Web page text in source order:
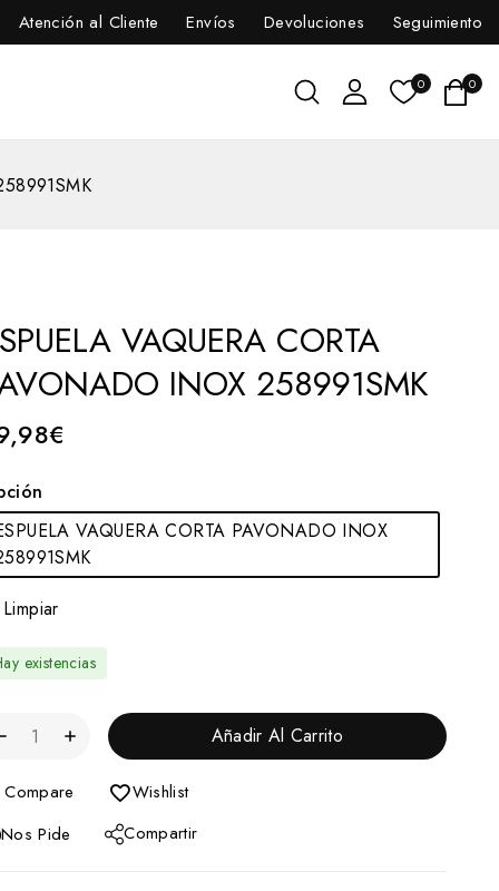
Atención al Cliente Envíos Devoluciones Seguimiento
0 0
VAQUERA CORTA
INOX 258991SMK
€
VAQUERA CORTA PAVONADO INOX
Limpiar
existencias
Añadir Al Carrito
Compare
Wishlist
Nos Pide
Compartir